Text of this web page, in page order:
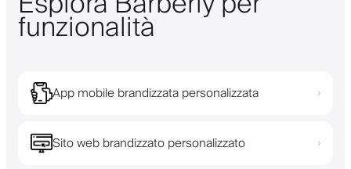
funzionalità
App mobile brandizzata personalizzata ›
Sito web brandizzato personalizzato ›